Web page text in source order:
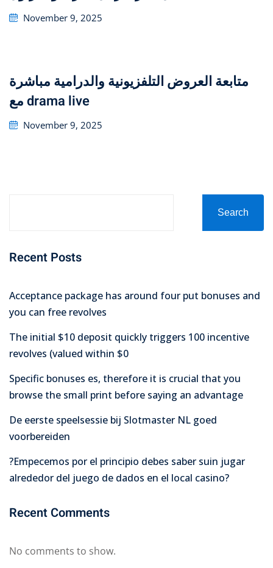
Posted
November 9, 2025
متابعة العروض التلفزيونية والدرامية مباشرة
مع drama live
Posted
November 9, 2025
Search
Recent Posts
Acceptance package has around four put bonuses and
you can free revolves
The initial $10 deposit quickly triggers 100 incentive
revolves (valued within $0
Specific bonuses es, therefore it is crucial that you
browse the small print before saying an advantage
De eerste speelsessie bij Slotmaster NL goed
voorbereiden
?Empecemos por el principio debes saber suin jugar
alrededor del juego de dados en el local casino?
Recent Comments
No comments to show.